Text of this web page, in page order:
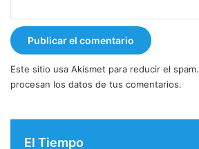
Este sitio usa Akismet para reducir el spam.
procesan los datos de tus comentarios.
El Tiempo